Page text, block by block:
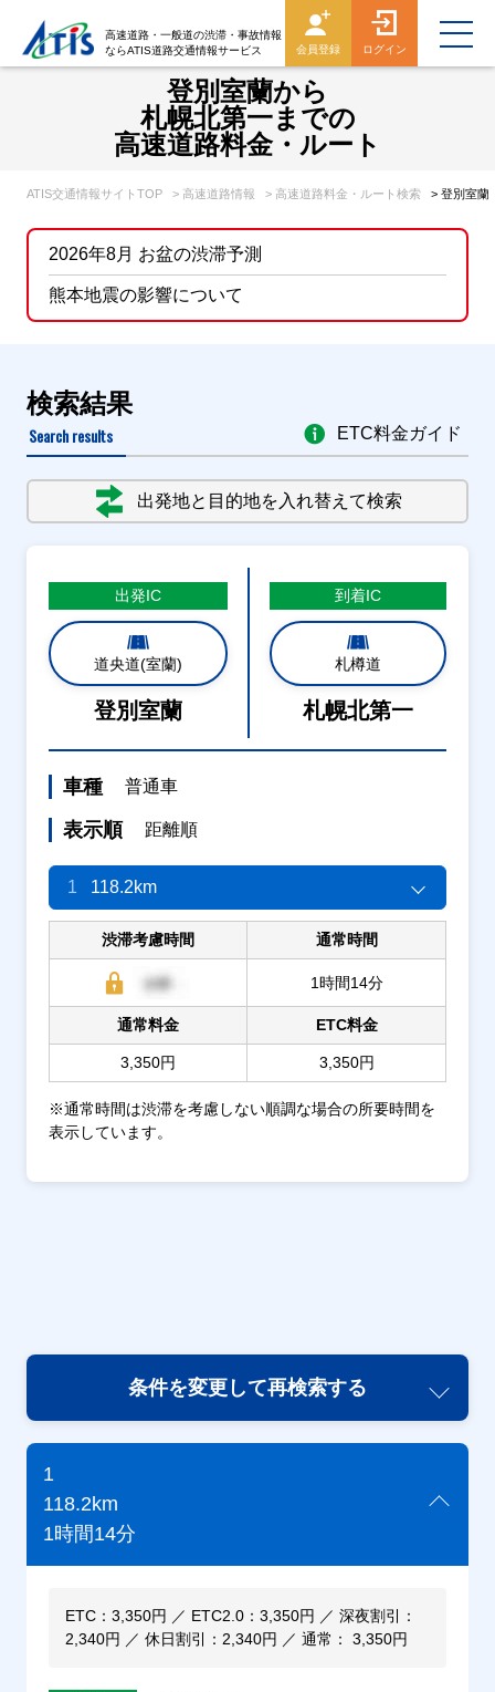
高速道路・一般道の渋滞・事故情報
ならATIS道路交通情報サービス
会員登録 ログイン
登別室蘭から
札幌北第一までの
高速道路料金・ルート
ATIS交通情報サイトTOP > 高速道路情報 > 高速道路料金・ルート検索 > 登別室蘭
2026年8月 お盆の渋滞予測
熊本地震の影響について
検索結果
Search results
出発地と目的地を入れ替えて検索
ETC料金ガイド
出発IC
道央道(室蘭)
登別室蘭
到着IC
札樽道
札幌北第一
車種 普通車
表示順 距離順
1 118.2km
渋滞考慮時間 通常時間
1時間14分
通常料金
3,350円
ETC料金
3,350円
※通常時間は渋滞を考慮しない順調な場合の所要時間を
表示しています。
条件を変更して再検索する
1
118.2km
1時間14分
ETC：3,350円 ／ ETC2.0：3,350円 ／ 深夜割引：
2,340円 ／ 休日割引：2,340円 ／ 通常： 3,350円